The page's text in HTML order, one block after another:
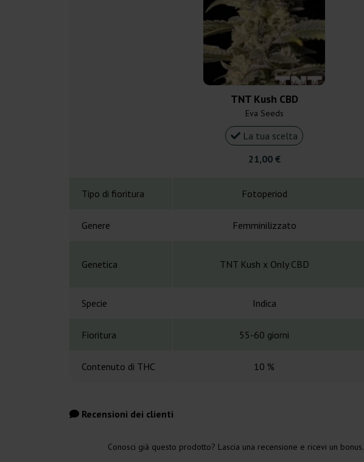
TNT Kush CBD
Eva Seeds
La tua scelta
21,00 €
Tipo di fioritura Fotoperiod
Genere Femminilizzato
Genetica TNT Kush x Only CBD
Specie Indica
Fioritura 55-60 giorni
Contenuto di THC 10 %
Recensioni dei clienti
Conosci già questo prodotto? Lascia una recensione e ricevi un bonus.